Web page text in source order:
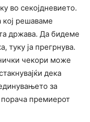
во секојдневието.
кој решаваме
држава. Да бидеме
туку ја прегрнува.
чекори може
дека
за
порача премиерот